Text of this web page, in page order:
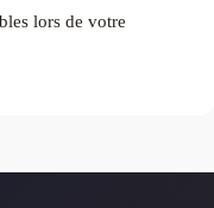
lors de votre